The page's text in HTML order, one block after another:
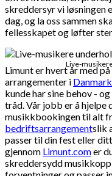
skreddersyr vi løsningen
dag, og la oss sammen
fellesskapet og løfter
Live-
Limunt er hvert år med
arrangementer i Danmark
kunde har sine behov -
tråd. Vår jobb er å hjelpe
musikkbookingen til alt
bedriftsarrangementslik
passer til din fest eller
gjennom Limunt.comer
skreddersydd